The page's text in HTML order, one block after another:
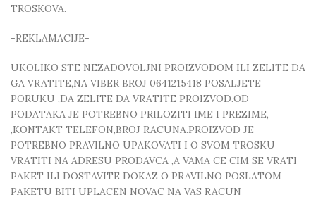
TROSKOVA.
-REKLAMACIJE-
UKOLIKO STE NEZADOVOLJNI PROIZVODOM ILI ZELITE DA
GA VRATITE,NA VIBER BROJ 0641215418 POSALJETE
PORUKU ,DA ZELITE DA VRATITE PROIZVOD.OD
PODATAKA JE POTREBNO PRILOZITI IME I PREZIME,
,KONTAKT TELEFON,BROJ RACUNA.PROIZVOD JE
POTREBNO PRAVILNO UPAKOVATI I O SVOM TROSKU
VRATITI NA ADRESU PRODAVCA ,A VAMA CE CIM SE VRATI
PAKET ILI DOSTAVITE DOKAZ O PRAVILNO POSLATOM
PAKETU BITI UPLACEN NOVAC NA VAS RACUN